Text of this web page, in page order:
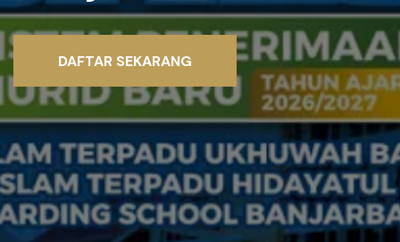
DAFTAR SEKARANG